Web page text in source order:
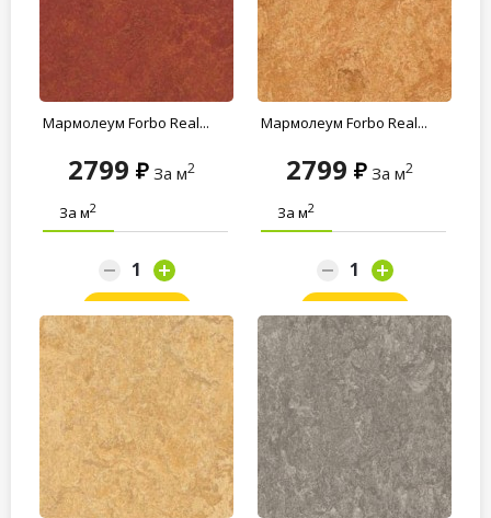
Мармолеум Forbo Real...
2799 За м2
За м2
Заказать
Мармолеум Forbo Real...
2799 За м2
За м2
Заказать